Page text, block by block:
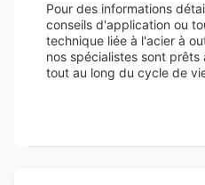
Pour des informations
conseils d'application ou
technique liée à l'acier à
nos spécialistes sont
tout au long du cycle de